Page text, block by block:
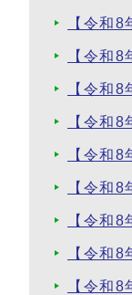
【令和
【令和
【令和
【令和
【令和
【令和
【令和
【令和
【令和